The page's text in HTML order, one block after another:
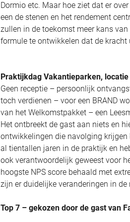
Dormio etc. Maar hoe ziet dat er
een de stenen en het rendement
zullen in de toekomst meer kans
formule te ontwikkelen dat de kracht
Praktijkdag Vakantieparken, locatie
Geen receptie – persoonlijk
toch verdienen – voor een BRAND
van het Welkomstpakket – een
Het ontbreekt de gast aan niets en
ontwikkelingen die navolging krijgen
al tientallen jaren in de praktijk en
ook verantwoordelijk geweest voor
hoogste NPS score behaald met
zijn er duidelijke veranderingen in
Top 7 – gekozen door de gast van